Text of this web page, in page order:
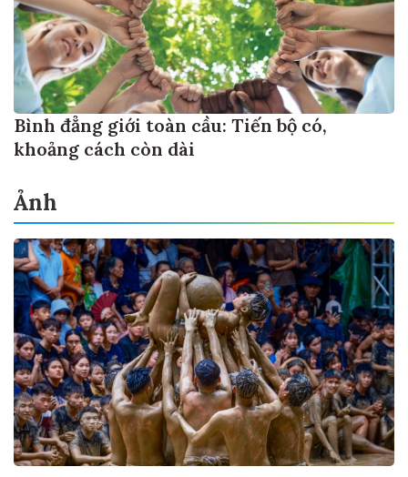
Bình đẳng giới toàn cầu: Tiến bộ có,
khoảng cách còn dài
Ảnh